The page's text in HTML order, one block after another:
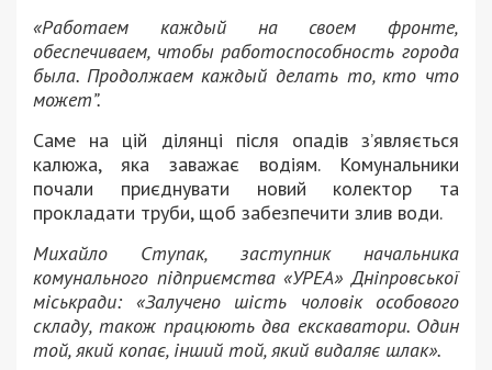
«Работаем каждый на своем фронте,
обеспечиваем, чтобы работоспособность города
была. Продолжаем каждый делать то, кто что
может”.
Саме на цій ділянці після опадів з’являється
калюжа, яка заважає водіям. Комунальники
почали приєднувати новий колектор та
прокладати труби, щоб забезпечити злив води.
Михайло Ступак, заступник начальника
комунального підприємства «УРЕА» Дніпровської
міськради: «Залучено шість чоловік особового
складу, також працюють два екскаватори. Один
той, який копає, інший той, який видаляє шлак».